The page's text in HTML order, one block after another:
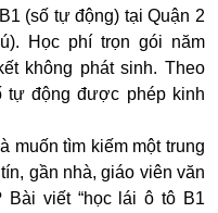
(số tự động) tại Quận 2
Học phí trọn gói năm
không phát sinh. Theo
tự động được phép kinh
muốn tìm kiếm một trung
gần nhà, giáo viên văn
Bài viết “học lái ô tô B1